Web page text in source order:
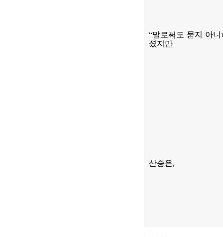
“말로써도 묻지 아
셨지만
산승은,